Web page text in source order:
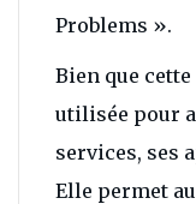
Problems ».
Bien que
utilisée pour
services, ses
Elle permet